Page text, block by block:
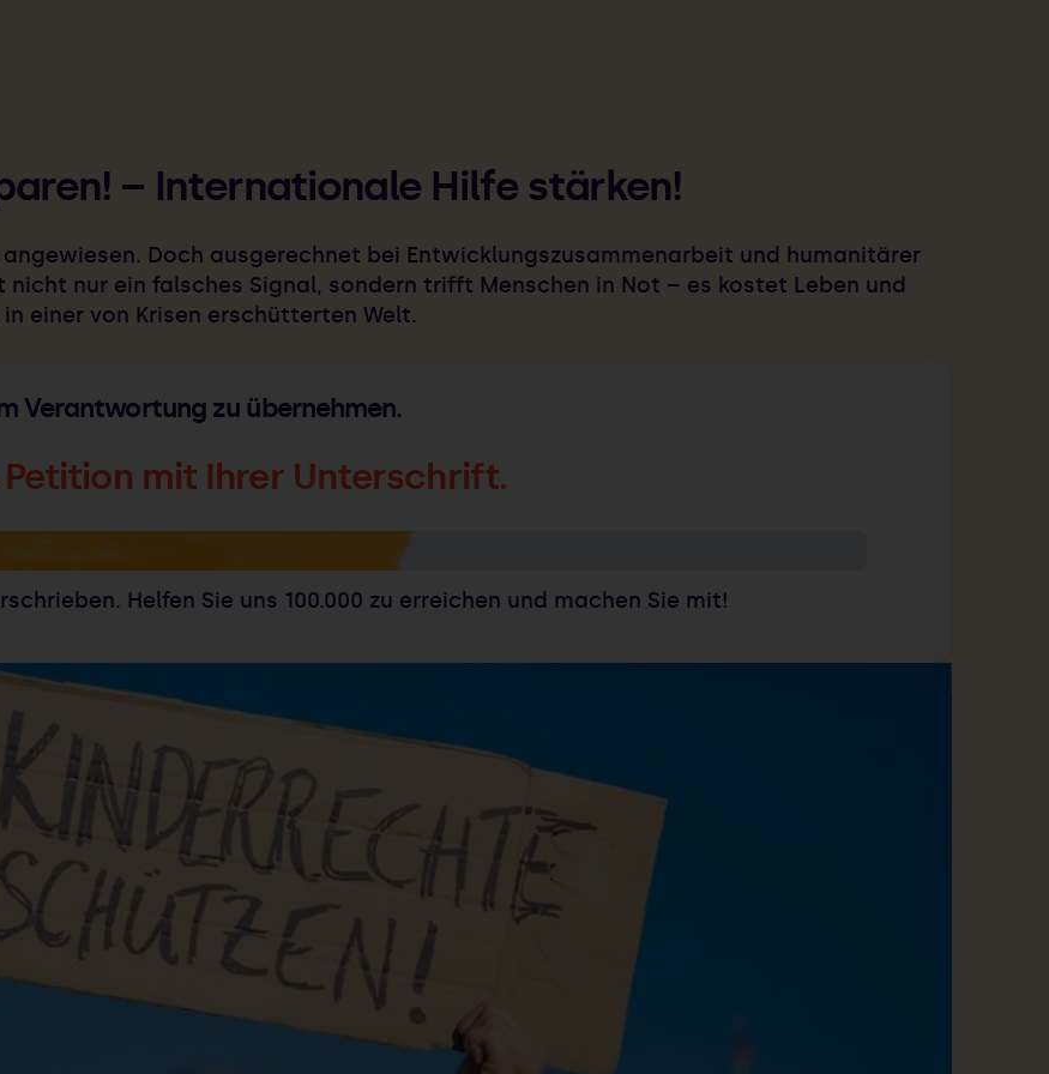
– Internationale Hilfe stärken!
Doch ausgerechnet bei Entwicklungszusammenarbeit und humanitärer
nicht nur ein falsches Signal, sondern trifft Menschen in Not – es kostet Leben und
einer von Krisen erschütterten Welt.
Verantwortung zu übernehmen.
mit Ihrer Unterschrift.
Helfen Sie uns 100.000 zu erreichen und machen Sie mit!